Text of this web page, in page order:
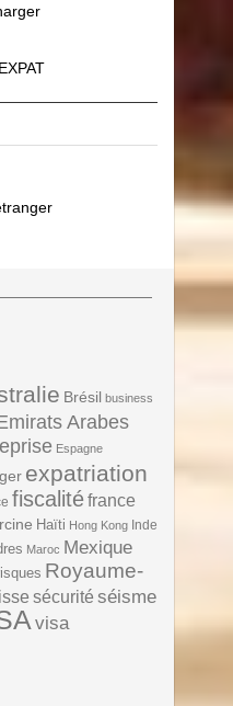
Brésil business
Arabes
Espagne
expatriation
fiscalitéfrance
Haïti Hong Kong Inde
Maroc Mexique
Royaume-
sécurité séisme
visa